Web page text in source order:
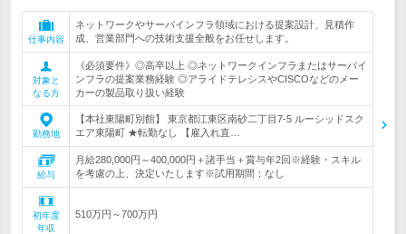
仕事内容
ネットワークやサーバインフラ領域における提案設計、見積作
成、営業部門への技術支援全般をお任せします。
対象と
なる方
《必須要件》◎高卒以上 ◎ネットワークインフラまたはサーバイ
ンフラの提案業務経験 ◎アライドテレシスやCISCOなどのメー
カーの製品取り扱い経験
勤務地
【本社東陽町別館】 東京都江東区南砂二丁目7-5 ルーシッドスク
エア東陽町 ★転勤なし 【雇入れ直…
給与
月給280,000円～400,000円＋諸手当＋賞与年2回※経験・スキル
を考慮の上、決定いたします※試用期間：なし
初年度
年収
510万円～700万円